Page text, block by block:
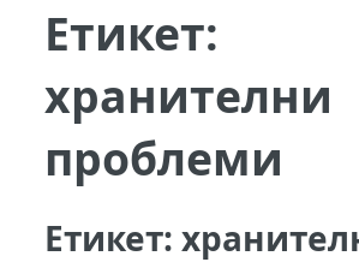
Етикет:
хранителни
проблеми
Етикет: